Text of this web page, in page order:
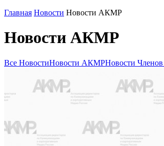
Главная Новости Новости АКМР
Новости АКМР
Все НовостиНовости АКМРНовости